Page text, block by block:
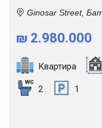
Ginosar Street,
₪ 2.980.000
Квартира
2 1